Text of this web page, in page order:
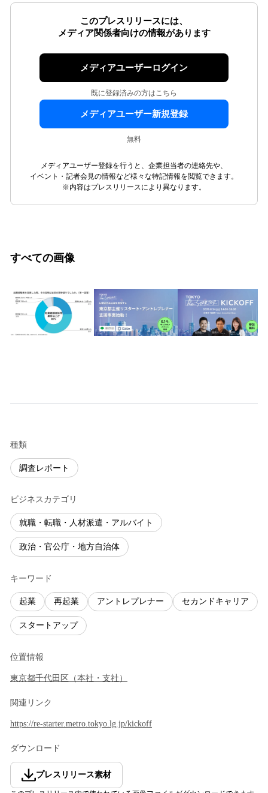
このプレスリリースには、
メディア関係者向けの情報があります
メディアユーザーログイン
既に登録済みの方はこちら
メディアユーザー新規登録
無料
メディアユーザー登録を行うと、企業担当者の連絡先や、
イベント・記者会見の情報など様々な特記情報を閲覧できます。
※内容はプレスリリースにより異なります。
すべての画像
種類
調査レポート
ビジネスカテゴリ
就職・転職・人材派遣・アルバイト
政治・官公庁・地方自治体
キーワード
起業 再起業 アントレプレナー セカンドキャリア
スタートアップ
位置情報
東京都千代田区 （本社・支社 ）
関連リンク
https://re-starter.metro.tokyo.lg.jp/kickoff
ダウンロード
プレスリリース素材